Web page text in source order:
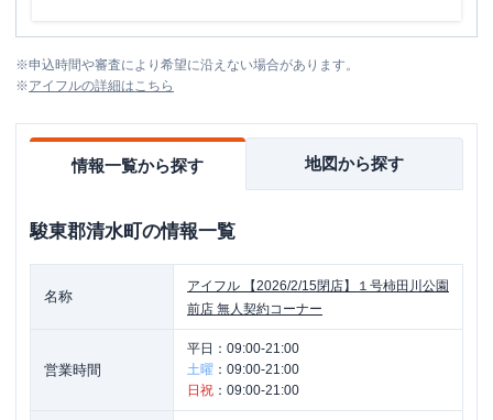
※申込時間や審査により希望に沿えない場合があります。
※アイフルの詳細はこちら
情報一覧から探す 地図から探す
駿東郡清水町の情報一覧
名称
アイフル
【2026/2/15閉店】１号柿田川公園
前店 無人契約コーナー
営業時間
平日： 09:00-21:00
土曜 ： 09:00-21:00
日祝 ： 09:00-21:00